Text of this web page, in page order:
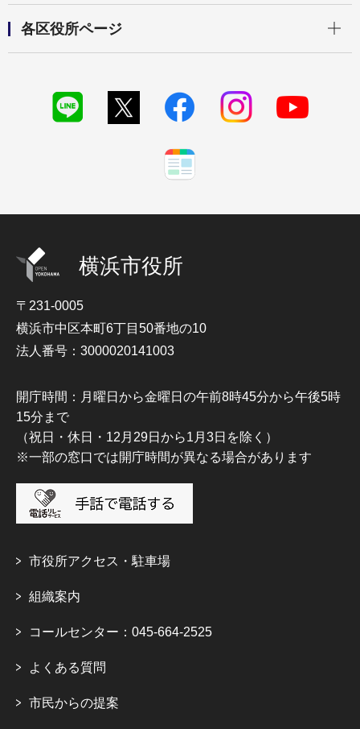
各区役所ページ
横浜市役所
〒231-0005
横浜市中区本町6丁目50番地の10
法人番号：3000020141003
開庁時間：月曜日から金曜日の午前8時45分から午後5時
15分まで
（祝日・休日・12月29日から1月3日を除く）
※一部の窓口では開庁時間が異なる場合があります
市役所アクセス・駐車場
組織案内
コールセンター：045-664-2525
よくある質問
市民からの提案